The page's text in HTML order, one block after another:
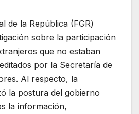
de la República (FGR)
sobre la participación
que no estaban
por la Secretaría de
Al respecto, la
la postura del gobierno
la información,